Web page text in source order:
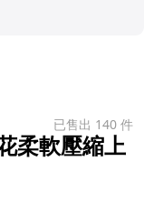
已售出 140 件
柔軟壓縮上